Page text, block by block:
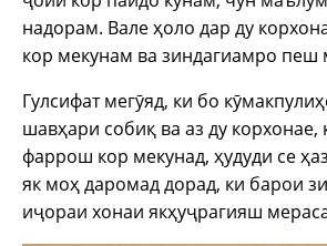
надорам. Вале ҳоло дар ду
кор мекунам ва зиндагиамро пеш
Гулсифат мегӯяд, ки бо
шавҳари собиқ ва аз ду корхонае,
фаррош кор мекунад, ҳудуди се
як моҳ даромад дорад, ки барои
иҷораи хонаи якҳуҷрагияш